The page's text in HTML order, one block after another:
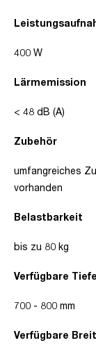
Lärmemission
Zubehör
Belastbarkeit
Verfügbare
Verfügbare
400 W
< 48 dB (A)
umfangreiches
vorhanden
bis zu 80 kg
700 - 800 mm